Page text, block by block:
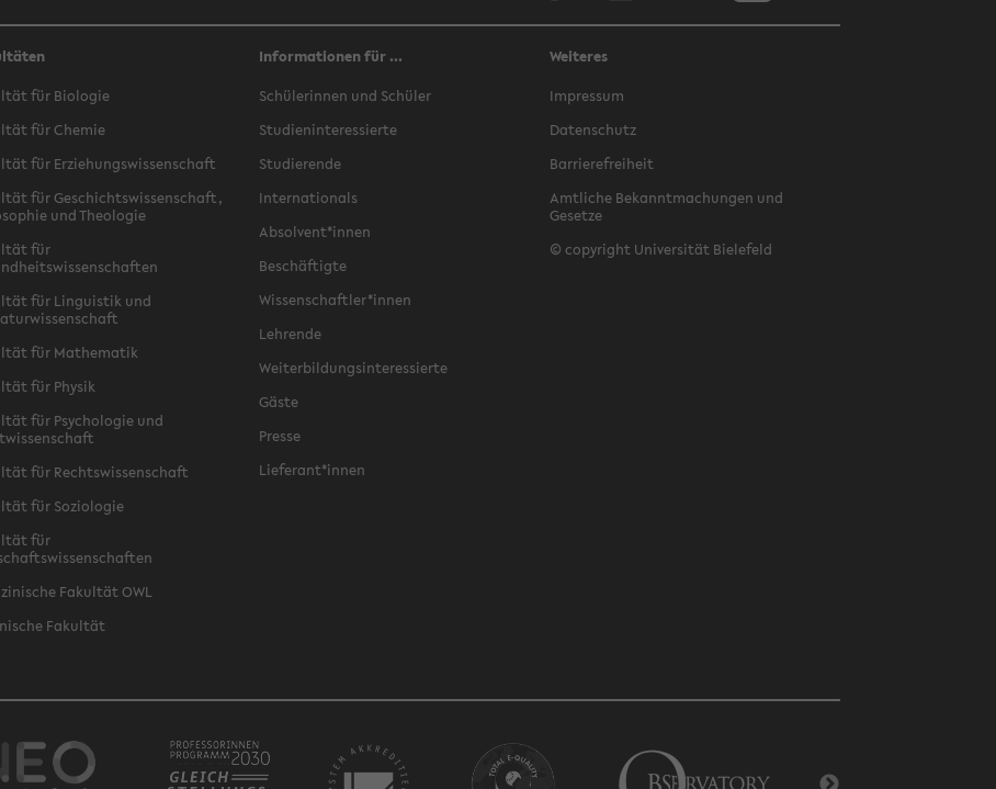
für Biologie
für Chemie
für Erziehungswissenschaft
für Geschichtswissenschaft,
und Theologie
für
für Linguistik und
für Mathematik
für Physik
für Psychologie und
für Rechtswissenschaft
für Soziologie
für
Fakultät OWL
Fakultät
Informationen für ...
Schülerinnen und Schüler
Studieninteressierte
Studierende
Internationals
Absolvent*innen
Beschäftigte
Wissenschaftler*innen
Lehrende
Weiterbildungsinteressierte
Gäste
Presse
Lieferant*innen
Weiteres
Impressum
Datenschutz
Barrierefreiheit
Amtliche Bekanntmachungen und
Gesetze
© copyright Universität Bielefeld